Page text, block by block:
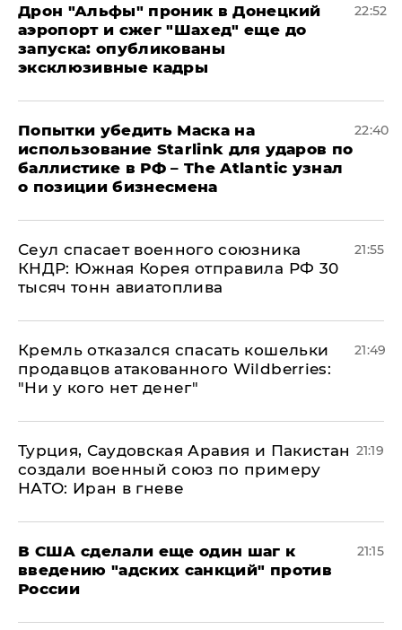
Дрон "Альфы" проник в Донецкий
аэропорт и сжег "Шахед" еще до
запуска: опубликованы
эксклюзивные кадры
22:52
Попытки убедить Маска на
использование Starlink для ударов по
баллистике в РФ – The Atlantic узнал
о позиции бизнесмена
22:40
​Сеул спасает военного союзника
КНДР: Южная Корея отправила РФ 30
тысяч тонн авиатоплива
21:55
Кремль отказался спасать кошельки
продавцов атакованного Wildberries:
"Ни у кого нет денег"
21:49
Турция, Саудовская Аравия и Пакистан
создали военный союз по примеру
НАТО: Иран в гневе
21:19
В США сделали еще один шаг к
введению "адских санкций" против
России
21:15